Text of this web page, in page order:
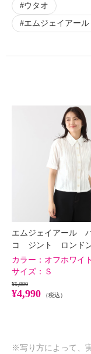
ウタオ
エムジェイア
エムジェイアール
コ ジント ロンド
カラー： オフホワイト
サイズ： Ｓ
¥5,990
¥4,990 （税込）
※写り方によって、